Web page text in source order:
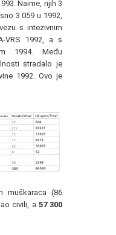
Naime, njih 3
3 059 u 1992,
s intezivnim
VRS 1992, a s
1994. Među
stradalo je
1992. Ovo je
muškaraca (86
civili, a 57 300